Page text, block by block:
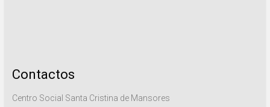
Contactos
Centro Social Santa Cristina de Mansores